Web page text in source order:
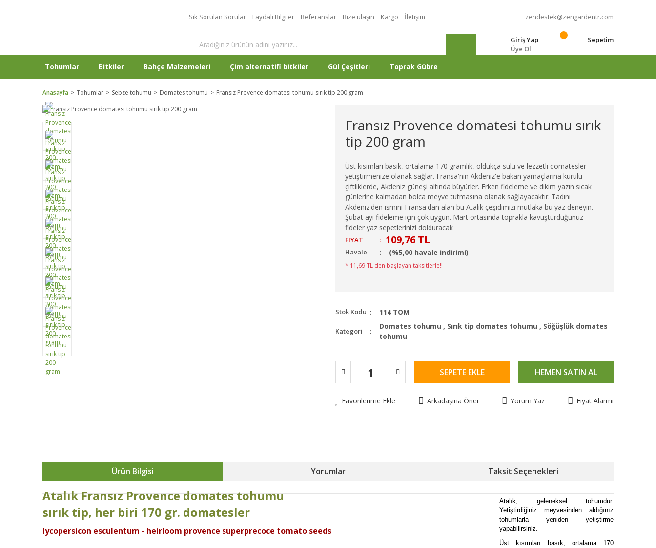
Sık Sorulan Sorular Faydalı Bilgiler Referanslar Bize ulaşın Kargo İletişim zendestek@zengardentr.com
Giriş Yap
Üye Ol
Sepetim
Tohumlar Bitkiler Bahçe Malzemeleri Çim alternatifi bitkiler Gül Çeşitleri Toprak Gübre
Anasayfa Tohumlar Sebze tohumu Domates tohumu Fransız Provence domatesi tohumu sırık tip 200 gram
Fransız Provence domatesi tohumu sırık
tip 200 gram
Üst kısımları basık, ortalama 170 gramlık, oldukça sulu ve lezzetli domatesler
yetiştirmenize olanak sağlar. Fransa'nın Akdeniz'e bakan yamaçlarına kurulu
çiftliklerde, Akdeniz güneşi altında büyürler. Erken fideleme ve dikim yazın sıcak
günlerine kalmadan bolca meyve tutmasına olanak sağlayacaktır. Tadını
Akdeniz'den ismini Fransa'dan alan bu Atalık çeşidimizi mutlaka bu yaz deneyin.
Şubat ayı fideleme için çok uygun. Mart ortasında toprakla kavuşturduğunuz
fideler yaz sepetlerinizi dolduracak
FIYAT : 109,76 TL
Havale (%5,00 havale indirimi)
* 11,69 TL den başlayan taksitlerle!!
Stok Kodu 114 TOM
Kategori
Domates tohumu , Sırık tip domates tohumu , Söğüşlük domates
tohumu
SEPETE EKLE HEMEN SATIN AL
Favorilerime Ekle Arkadaşına Öner Yorum Yaz Fiyat Alarmı
Ürün Bilgisi Yorumlar Taksit Seçenekleri
Atalık Fransız Provencedomates tohumu
sırık tip, her biri 170 gr. domatesler
lycopersicon esculentum - heirloom provence superprecoce tomato seeds
Atalık, geleneksel tohumdur.
Yetiştirdiğiniz meyvesinden aldığınız
tohumlarla yeniden yetiştirme
yapabilirsiniz.
Üst kısımları basık, ortalama 170